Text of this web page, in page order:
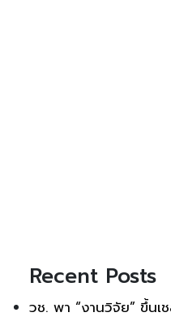
Recent Posts
วช. พา “งานวิจัย” ขึ้น